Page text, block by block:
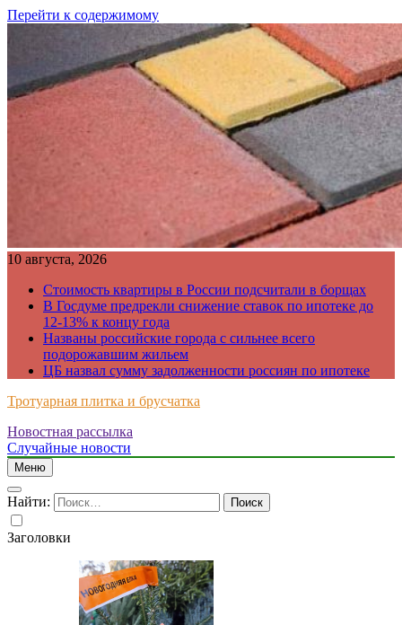
Перейти к содержимому
10 августа, 2026
Стоимость квартиры в России подсчитали в борщах
В Госдуме предрекли снижение ставок по ипотеке до
12-13% к концу года
Названы российские города с сильнее всего
подорожавшим жильем
ЦБ назвал сумму задолженности россиян по ипотеке
Тротуарная плитка и брусчатка
Just another WordPress site
Новостная рассылка
Случайные новости
Меню
Найти:
Заголовки